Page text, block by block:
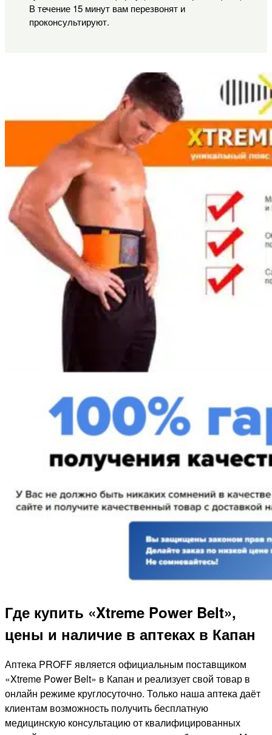
В течение 15 минут вам перезвонят и
проконсультируют.
Где купить «Xtreme Power Belt»,
цены и наличие в аптеках в Капан
Аптека PROFF является официальным поставщиком
«Xtreme Power Belt» в Капан и реализует свой товар в
онлайн режиме круглосуточно. Только наша аптека даёт
клиентам возможность получить бесплатную
медицинскую консультацию от квалифицированных